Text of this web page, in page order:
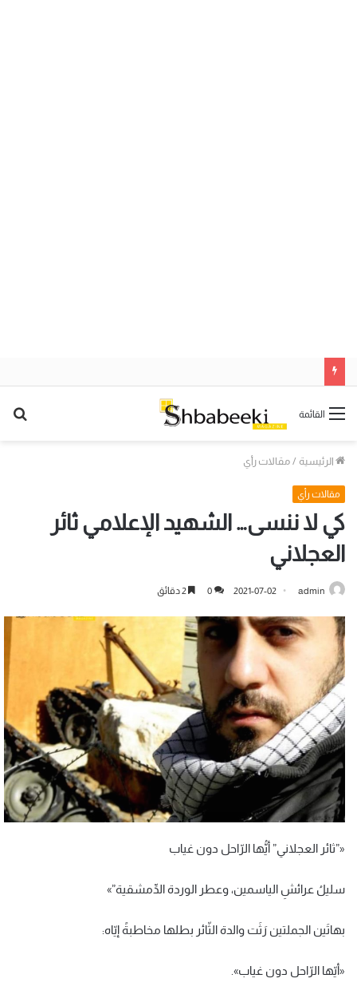
القائمة
الرئيسية / مقالات رأي
مقالات رأي
كي لا ننسى… الشهيد الإعلامي ثائر
العجلاني
admin
2021-07-02
0
«”ثائر العجلاني” أيُّها الرّاحل دون غياب
سليلُ عرائشِ الياسمين، وعطر الوردة الدِّمشقية”»
بهاتَين الجملتين رَثَت والدة الثّائر بطلها مخاطبةً إيّاه:
«أيّها الرّاحل دون غياب».